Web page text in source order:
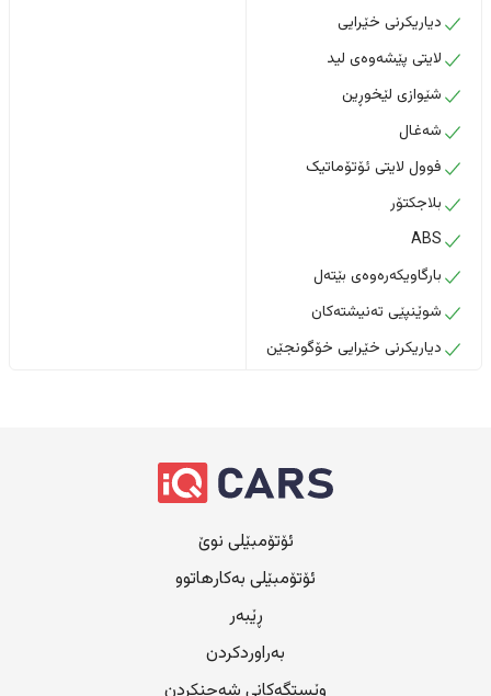
دیاریکرنی خێرایی
لایتی پێشەوەی لید
شێوازی لێخوڕین
شەغال
فوول لایتی ئۆتۆماتیک
بلاجکتۆر
ABS
بارگاویکەرەوەی بێتەل
شوێنپێی تەنیشتەکان
دیاریکرنی خێرایی خۆگونجێن
ئۆتۆمبێلی نوێ
ئۆتۆمبێلی بەکارهاتوو
ڕێبەر
بەراوردکردن